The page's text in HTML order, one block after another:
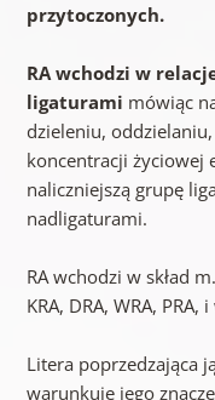
przytoczonych.
RA wchodzi w
ligaturami mówiąc
dzieleniu,
koncentracji życiowej
naliczniejszą grupę
nadligaturami.
RA wchodzi w skład
KRA, DRA, WRA,
Litera poprzedzająca
warunkuje jego